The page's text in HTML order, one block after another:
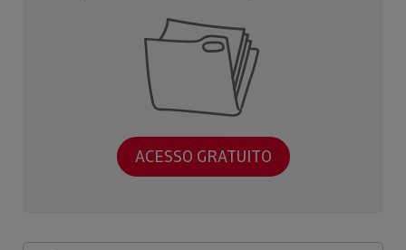
ACESSO GRATUITO